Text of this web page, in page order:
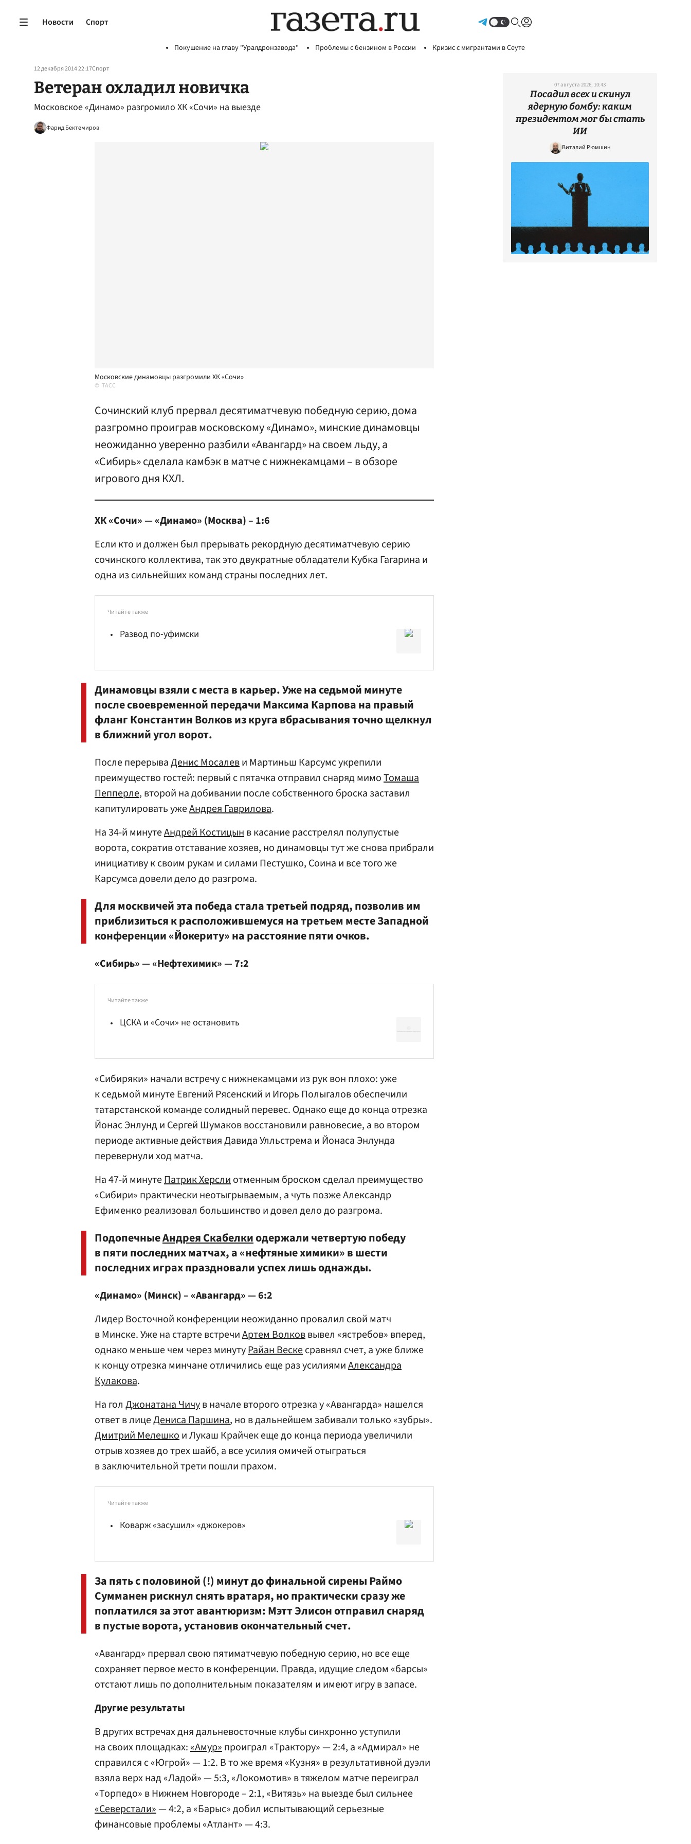
Новости Спорт
Покушение на главу "Уралдронзавода" Проблемы с бензином в России Кризис с мигрантами в Сеуте
12 декабря 2014 22:17Спорт
Ветеран охладил новичка
Московское «Динамо» разгромило ХК «Сочи» на выезде
Фарид Бектемиров
Московские динамовцы разгромили ХК «Сочи»
ТАСС
Сочинский клуб прервал десятиматчевую победную серию, дома
разгромно проиграв московскому «Динамо», минские динамовцы
неожиданно уверенно разбили «Авангард» на своем льду, а
«Сибирь» сделала камбэк в матче с нижнекамцами – в обзоре
игрового дня КХЛ.
ХК «Сочи» — «Динамо» (Москва) – 1:6
Если кто и должен был прерывать рекордную десятиматчевую серию
сочинского коллектива, так это двукратные обладатели Кубка Гагарина и
одна из сильнейших команд страны последних лет.
Читайте также
Развод по-уфимски
Динамовцы взяли с места в карьер. Уже на седьмой минуте
после своевременной передачиМаксима Карпована правый
флангКонстантин Волковиз круга вбрасывания точно щелкнул
в ближний угол ворот.
После перерываДенис Мосалеви Мартиньш Карсумс укрепили
преимущество гостей: первый с пятачка отправил снаряд мимоТомаша
Пепперле, второй на добивании после собственного броска заставил
капитулировать ужеАндрея Гаврилова.
На 34-й минутеАндрей Костицынв касание расстрелял полупустые
ворота, сократив отставание хозяев, но динамовцы тут же снова прибрали
инициативу к своим рукам и силами Пестушко, Соина и все того же
Карсумса довели дело до разгрома.
Для москвичей эта победа стала третьей подряд, позволив им
приблизиться к расположившемуся на третьем месте Западной
конференции «Йокериту» на расстояние пяти очков.
«Сибирь» — «Нефтехимик» — 7:2
Читайте также
ЦСКА и «Сочи» не остановить
«Сибиряки» начали встречу с нижнекамцами из рук вон плохо: уже
к седьмой минутеЕвгений Рясенский и Игорь Полыгаловобеспечили
татарстанской команде солидный перевес. Однако еще до конца отрезка
Йонас Энлунд и Сергей Шумаковвосстановили равновесие, а во втором
периоде активные действияДавида Улльстрема и Йонаса Энлунда
перевернули ход матча.
На 47-й минутеПатрик Херслиотменным броском сделал преимущество
«Сибири» практически неотыгрываемым, а чуть позже Александр
Ефименко реализовал большинство и довел дело до разгрома.
ПодопечныеАндрея Скабелкиодержали четвертую победу
в пяти последних матчах, а «нефтяные химики» в шести
последних играх праздновали успех лишь однажды.
«Динамо» (Минск) – «Авангард» — 6:2
Лидер Восточной конференции неожиданно провалил свой матч
в Минске. Уже на старте встречиАртем Волковвывел «ястребов» вперед,
однако меньше чем через минутуРайан Вескесравнял счет, а уже ближе
к концу отрезка минчане отличились еще раз усилиямиАлександра
Кулакова.
На гол Джонатана Чичув начале второго отрезка у «Авангарда» нашелся
ответ в лицеДениса Паршина, но в дальнейшем забивали только «зубры».
Дмитрий Мелешкои Лукаш Крайчек еще до конца периода увеличили
отрыв хозяев до трех шайб, а все усилия омичей отыграться
в заключительной трети пошли прахом.
Читайте также
Коварж «засушил» «джокеров»
За пять с половиной (!) минут до финальной сиреныРаймо
Сумманенрискнул снять вратаря, но практически сразу же
поплатился за этот авантюризм: Мэтт Элисон отправил снаряд
в пустые ворота, установив окончательный счет.
«Авангард» прервал свою пятиматчевую победную серию, но все еще
сохраняет первое место в конференции. Правда, идущие следом «барсы»
отстают лишь по дополнительным показателям и имеют игру в запасе.
Другие результаты
В других встречах дня дальневосточные клубы синхронно уступили
на своих площадках:«Амур»проиграл «Трактору» — 2:4, а «Адмирал» не
справился с «Югрой» — 1:2. В то же время «Кузня» в результативной дуэли
взяла верх над «Ладой» — 5:3, «Локомотив» в тяжелом матче переиграл
«Торпедо» в Нижнем Новгороде – 2:1, «Витязь» на выезде был сильнее
«Северстали»— 4:2, а «Барыс» добил испытывающий серьезные
финансовые проблемы «Атлант» — 4:3.
07 августа 2026, 10:43
Посадил всех и скинул
ядерную бомбу: каким
президентом мог бы стать
ИИ
Виталий Рюмшин